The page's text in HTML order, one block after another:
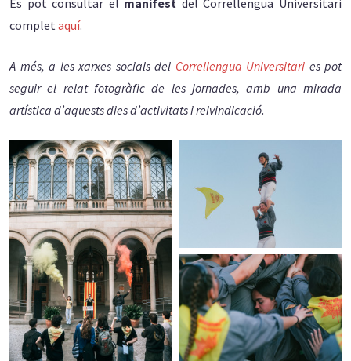
complet aquí.
A més, a les xarxes socials del Correllengua Universitari es pot
seguir el relat fotogràfic de les jornades, amb una mirada
artística d’aquests dies d’activitats i reivindicació.